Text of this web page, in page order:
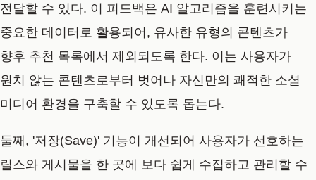
전달할 수 있다. 이 피드백은 AI 알고리즘을 훈련시키는
중요한 데이터로 활용되어, 유사한 유형의 콘텐츠가
향후 추천 목록에서 제외되도록 한다. 이는 사용자가
원치 않는 콘텐츠로부터 벗어나 자신만의 쾌적한 소셜
미디어 환경을 구축할 수 있도록 돕는다.
둘째, '저장(Save)' 기능이 개선되어 사용자가 선호하는
릴스와 게시물을 한 곳에 보다 쉽게 수집하고 관리할 수